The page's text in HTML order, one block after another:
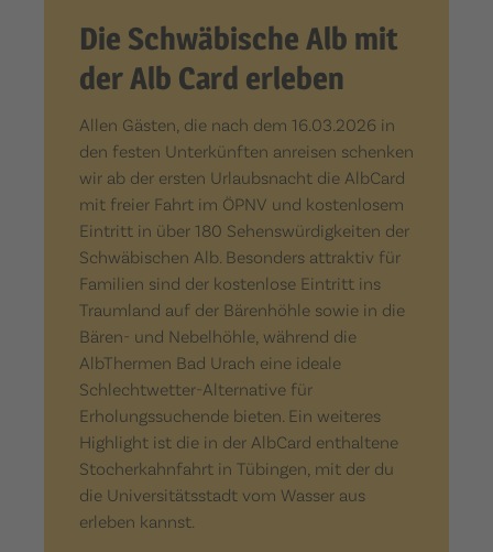
Die Schwäbische Alb mit
der Alb Card erleben
Allen Gästen, die nach dem 16.03.2026 in
den festen Unterkünften anreisen schenken
wir ab der ersten Urlaubsnacht die AlbCard
mit freier Fahrt im ÖPNV und kostenlosem
Eintritt in über 180 Sehenswürdigkeiten der
Schwäbischen Alb. Besonders attraktiv für
Familien sind der kostenlose Eintritt ins
Traumland auf der Bärenhöhle sowie in die
Bären- und Nebelhöhle, während die
AlbThermen Bad Urach eine ideale
Schlechtwetter-Alternative für
Erholungssuchende bieten. Ein weiteres
Highlight ist die in der AlbCard enthaltene
Stocherkahnfahrt in Tübingen, mit der du
die Universitätsstadt vom Wasser aus
erleben kannst.